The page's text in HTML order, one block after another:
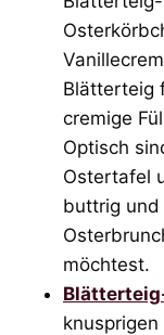
Blätterteig
cremige
Optisch
Ostertafel
buttrig
möchtest.